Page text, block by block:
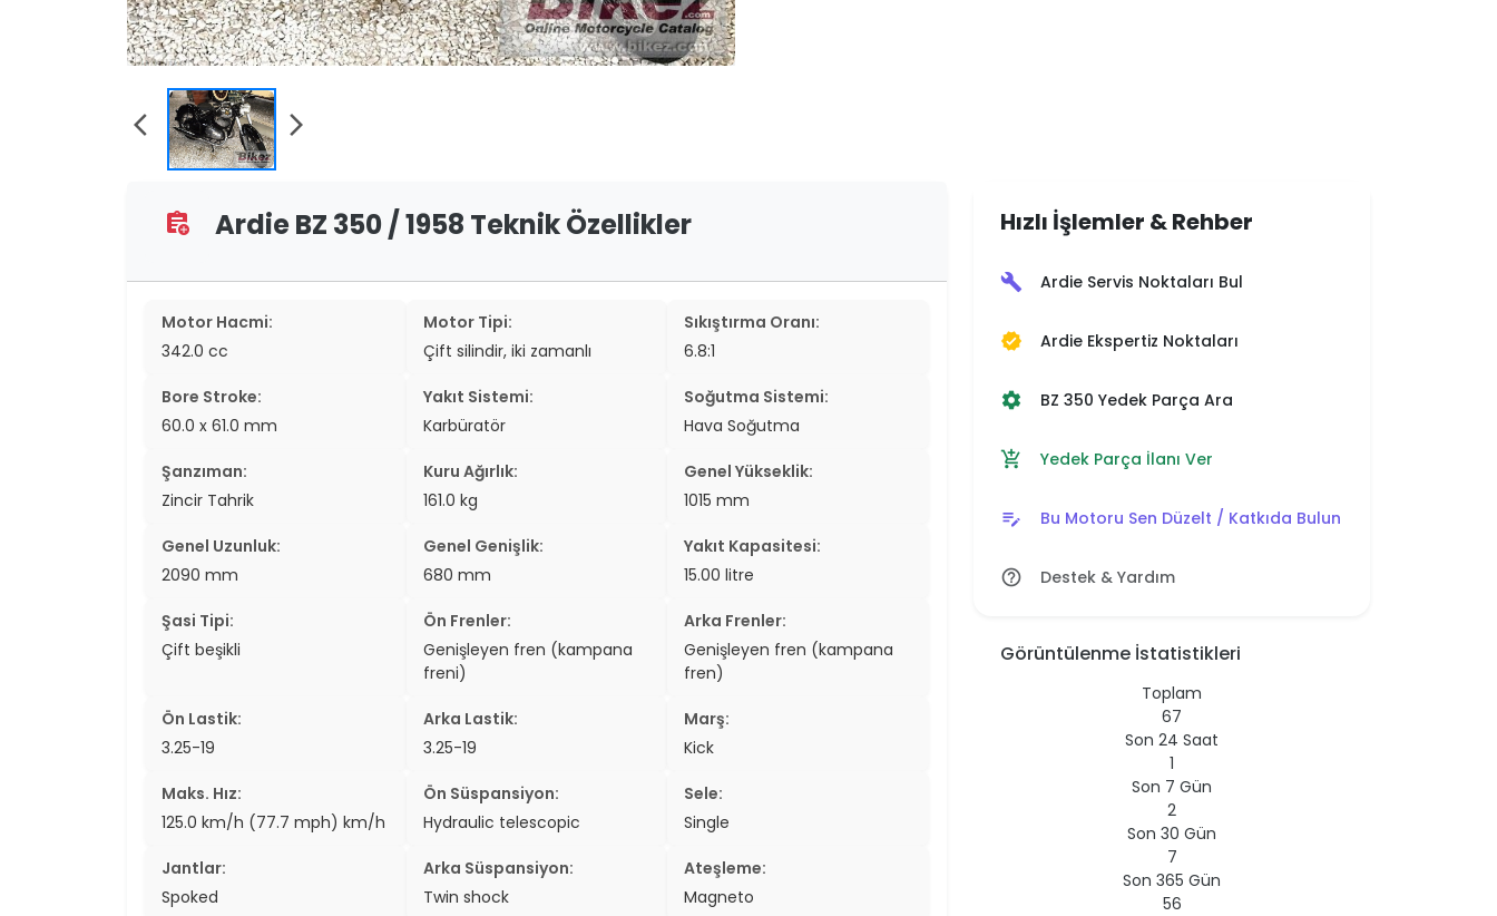
two_wheeler
two_wheeler
arrow_back_ios arrow_forward_ios
assignment_add Ardie BZ 350 / 1958 Teknik Özellikler
Motor Hacmi:
342.0 cc
Motor Tipi:
Çift silindir, iki zamanlı
Sıkıştırma Oranı:
6.8:1
Bore Stroke:
60.0 x 61.0 mm
Yakıt Sistemi:
Karbüratör
Soğutma Sistemi:
Hava Soğutma
Şanzıman:
Zincir Tahrik
Kuru Ağırlık:
161.0 kg
Genel Yükseklik:
1015 mm
Genel Uzunluk:
2090 mm
Genel Genişlik:
680 mm
Yakıt Kapasitesi:
15.00 litre
Şasi Tipi:
Çift beşikli
Ön Frenler:
Genişleyen fren (kampana
freni)
Arka Frenler:
Genişleyen fren (kampana
fren)
Ön Lastik:
3.25-19
Arka Lastik:
3.25-19
Marş:
Kick
Maks. Hız:
125.0 km/h (77.7 mph) km/h
Ön Süspansiyon:
Hydraulic telescopic
Sele:
Single
Jantlar:
Spoked
Arka Süspansiyon:
Twin shock
Ateşleme:
Magneto
Hızlı İşlemler & Rehber
build Ardie Servis Noktaları Bul
verified Ardie Ekspertiz Noktaları
settings BZ 350 Yedek Parça Ara
add_shopping_cart Yedek Parça İlanı Ver
edit_note Bu Motoru Sen Düzelt / Katkıda Bulun
help_outline Destek & Yardım
Görüntülenme İstatistikleri
Toplam
67
Son 24 Saat
1
Son 7 Gün
2
Son 30 Gün
7
Son 365 Gün
56